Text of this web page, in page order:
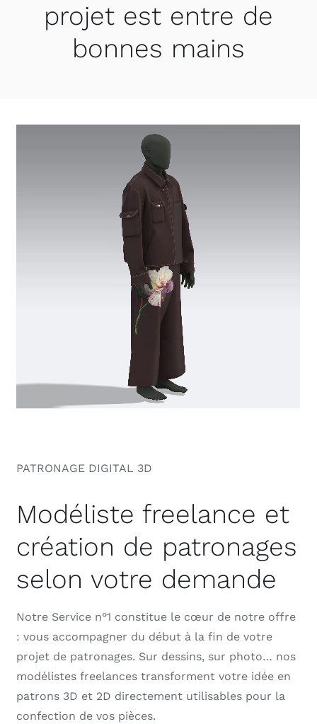
projet est entre de
bonnes mains
PATRONAGE DIGITAL 3D
Modéliste freelance et
création de patronages
selon votre demande
Notre Service n°1 constitue le cœur de notre offre
: vous accompagner du début à la fin de votre
projet de patronages. Sur dessins, sur photo… nos
modélistes freelances transforment votre idée en
patrons 3D et 2D directement utilisables pour la
confection de vos pièces.